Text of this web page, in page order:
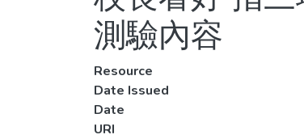
測驗內容
Resource
Date Issued
Date
URI